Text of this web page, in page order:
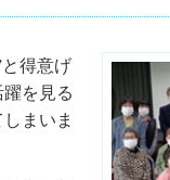
得意げ
を見る
まいま